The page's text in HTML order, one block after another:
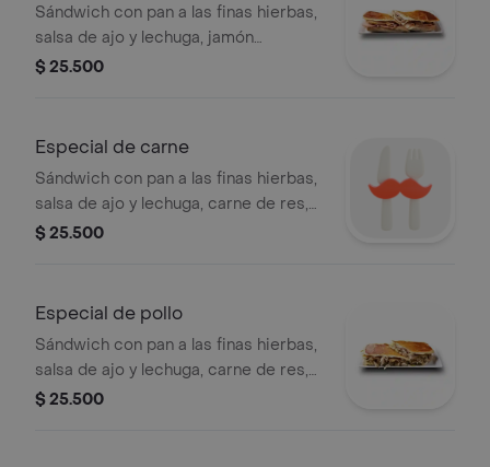
Sándwich con pan a las finas hierbas,
salsa de ajo y lechuga, jamón
champiñones, tocineta, cerveroni y
$ 25.500
Especial de carne
Sándwich con pan a las finas hierbas,
salsa de ajo y lechuga, carne de res,
champiñón, tocineta, cerveroni y
$ 25.500
Especial de pollo
Sándwich con pan a las finas hierbas,
salsa de ajo y lechuga, carne de res,
champiñón tocineta, cerveroni y
$ 25.500